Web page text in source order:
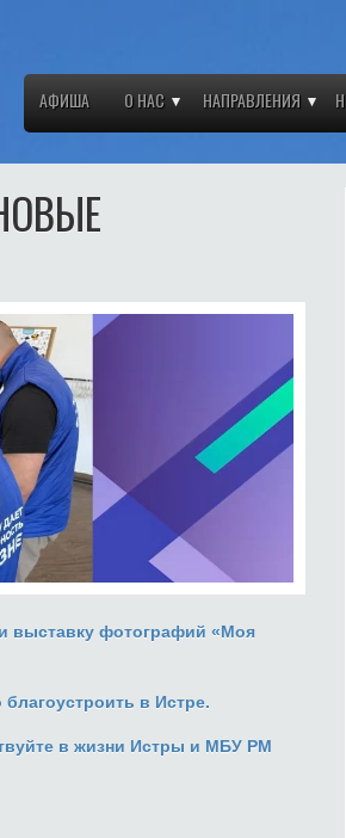
АФИША О НАС НАПРАВЛЕНИЯ
выставку фотографий «Моя
в Истре.
в жизни Истры и МБУ РМ